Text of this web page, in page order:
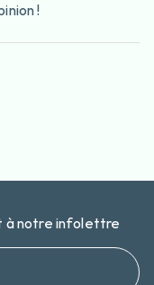
!
à notre infolettre